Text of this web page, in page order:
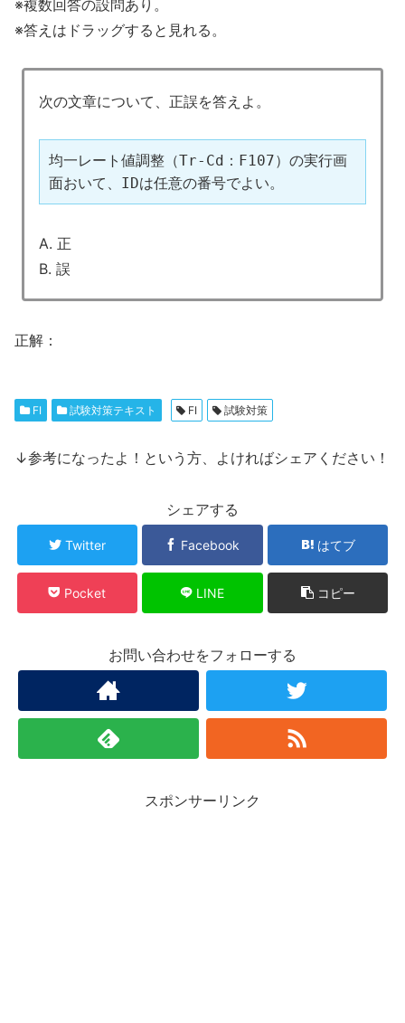
※複数回答の設問あり。
※答えはドラッグすると見れる。
次の文章について、正誤を答えよ。
均一レート値調整（Tr-Cd：F107）の実行画
面おいて、IDは任意の番号でよい。
A. 正
B. 誤
正解：
FI 試験対策テキスト FI 試験対策
↓参考になったよ！という方、よければシェアください！
シェアする
Twitter Facebook はてブ
Pocket LINE コピー
お問い合わせをフォローする
スポンサーリンク